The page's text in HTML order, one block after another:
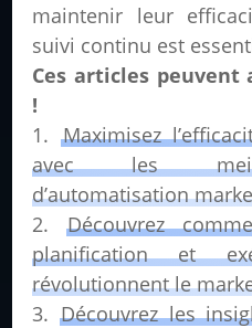
maintenir leur
suivi continu est
Ces articles peuvent
!
Maximisez
avec les
d’automatisation
Découvrez
planification et
révolutionnent le
Découvrez les